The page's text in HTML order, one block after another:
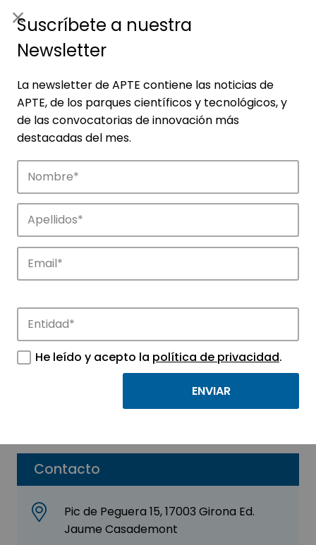
Empresas
Descubre las empresas que impulsan la
innovación en los parques de APTE.
Contacto
Pic de Peguera 15, 17003 Girona Ed.
Jaume Casademont
Bactabío S.L.
MEDICINA Y SALUD
Parc de Recerca i Innovació Universitat
Suscríbete a nuestra
Newsletter
La newsletter de APTE contiene las noticias de
APTE, de los parques científicos y tecnológicos, y
de las convocatorias de innovación más
destacadas del mes.
He leído y acepto la política de privacidad.